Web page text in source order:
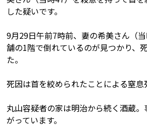
した疑いです。
9月29日午前7時前、妻の希美さん（
舗の1階で倒れているのが見つかり、
た。
死因は首を絞められたことによる窒息
丸山容疑者の家は明治から続く酒蔵
がっています。